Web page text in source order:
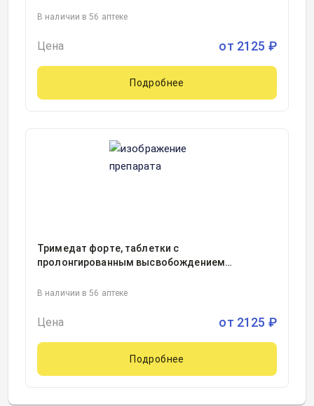
300миллиграмм блистер, 60
В наличии в 56 аптеке
Цена от 2125 ₽
Подробнее
Тримедат форте, таблетки с
пролонгированным высвобождением
300миллиграмм блистер, 60, Валента
В наличии в 56 аптеке
Цена от 2125 ₽
Подробнее